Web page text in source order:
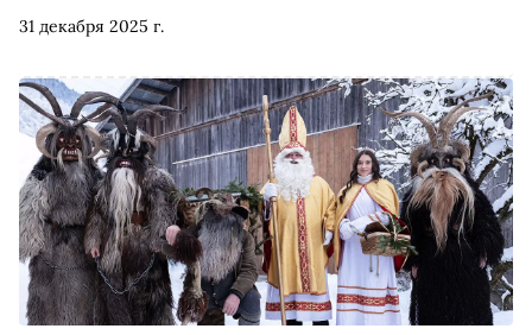
31 декабря 2025 г.
с 15:00 до 16:00 показывают спектакли, научные шоу и